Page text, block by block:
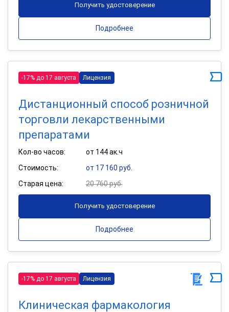
Получить удостоверение
Подробнее
-17% до 17 августа Лицензия
Дистанционный способ розничной
торговли лекарственными
препаратами
Кол-во часов:
от 144 ак.ч
Стоимость:
от 17 160 руб.
Старая цена:
20 760 руб.
Получить удостоверение
Подробнее
-17% до 17 августа Лицензия
Клиническая фармакология